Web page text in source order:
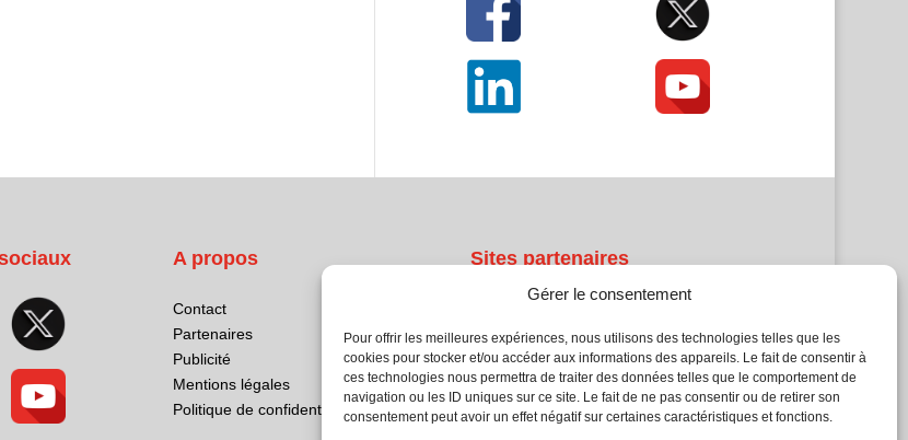
Gérer le consentement
Pour offrir les meilleures expériences, nous utilisons des technologies telles que les
cookies pour stocker et/ou accéder aux informations des appareils. Le fait de consentir à
ces technologies nous permettra de traiter des données telles que le comportement de
navigation ou les ID uniques sur ce site. Le fait de ne pas consentir ou de retirer son
consentement peut avoir un effet négatif sur certaines caractéristiques et fonctions.
A propos
Contact
Partenaires
Publicité
Mentions légales
Politique de confidentialité
Sites partenaires
Atrium Patrimoine
Kiosque 21
L'Atelier Bois
Planète Bâtiment